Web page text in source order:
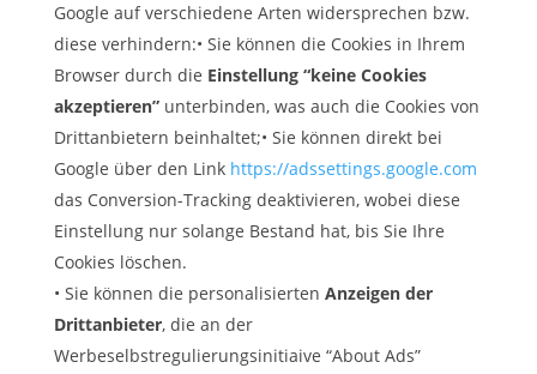
Google auf verschiedene Arten widersprechen bzw.
diese verhindern:• Sie können die Cookies in Ihrem
Browser durch die Einstellung “keine Cookies
akzeptieren”unterbinden, was auch die Cookies von
Drittanbietern beinhaltet;• Sie können direkt bei
Google über den Link https://adssettings.google.com
das Conversion-Tracking deaktivieren, wobei diese
Einstellung nur solange Bestand hat, bis Sie Ihre
Cookies löschen.
• Sie können die personalisierten Anzeigen der
Drittanbieter, die an der
Werbeselbstregulierungsinitiaive “About Ads”